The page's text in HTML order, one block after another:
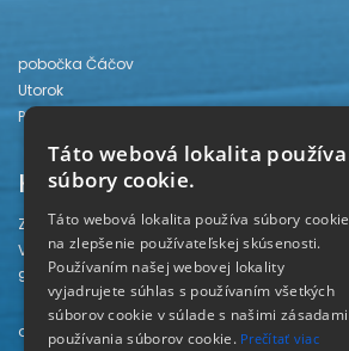
pobočka Čáčov
Utorok
Piatok
Kontakt
Záhorská knižnica
Vajanského 28
905 01 Senica
odd. beletrie 034/654 3780
Táto webová lokalita používa
súbory cookie.
Táto webová lokalita používa súbory cookie
na zlepšenie používateľskej skúsenosti.
Používaním našej webovej lokality
vyjadrujete súhlas s používaním všetkých
súborov cookie v súlade s našimi zásadami
používania súborov cookie. Prečítať viac